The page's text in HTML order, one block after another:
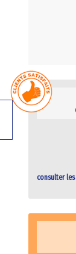
consulter